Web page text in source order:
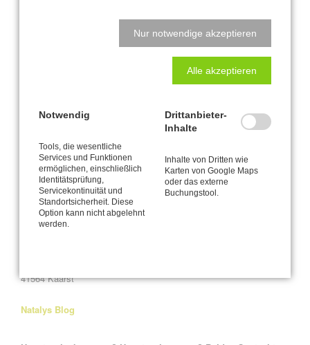
Abmeldungen spätestens 1 Woche vorher. Bei späterer Abmeldung
ist die volle Kursgebühr zu entrichten.
CANTIENICA®-STUDIO Nataly Leufgen
Kaarst – Düsseldorf
Klausnerstraße 26
41564 Kaarst
41564 Kaarst
Natalys Blog
Nur notwendige akzeptieren
Alle akzeptieren
Notwendig
Tools, die wesentliche
Services und Funktionen
ermöglichen, einschließlich
Identitätsprüfung,
Servicekontinuität und
Standortsicherheit. Diese
Option kann nicht abgelehnt
werden.
Drittanbieter-
Inhalte
Inhalte von Dritten wie
Karten von Google Maps
oder das externe
Buchungstool.